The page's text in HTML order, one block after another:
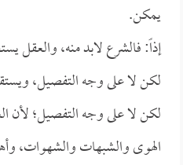
يمكن.
إذاً: فالشرع لابد منه، والعقل
لكن لا على وجه التفصيل،
لكن لا على وجه التفصيل؛ لأن
الهوى والشبهات والشهوات،